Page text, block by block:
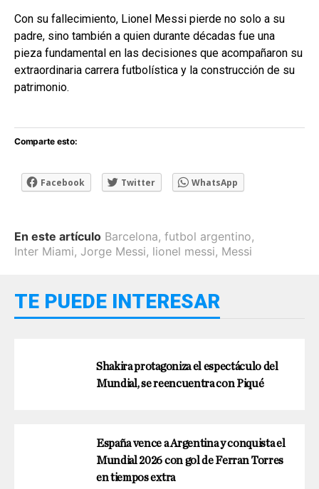
Con su fallecimiento, Lionel Messi pierde no solo a su
padre, sino también a quien durante décadas fue una
pieza fundamental en las decisiones que acompañaron su
extraordinaria carrera futbolística y la construcción de su
patrimonio.
Comparte esto:
Facebook Twitter WhatsApp
En este artículo Barcelona, futbol argentino,
Inter Miami, Jorge Messi, lionel messi, Messi
TE PUEDE INTERESAR
Shakira protagoniza el espectáculo del
Mundial, se reencuentra con Piqué
España vence a Argentina y conquista el
Mundial 2026 con gol de Ferran Torres
en tiempos extra